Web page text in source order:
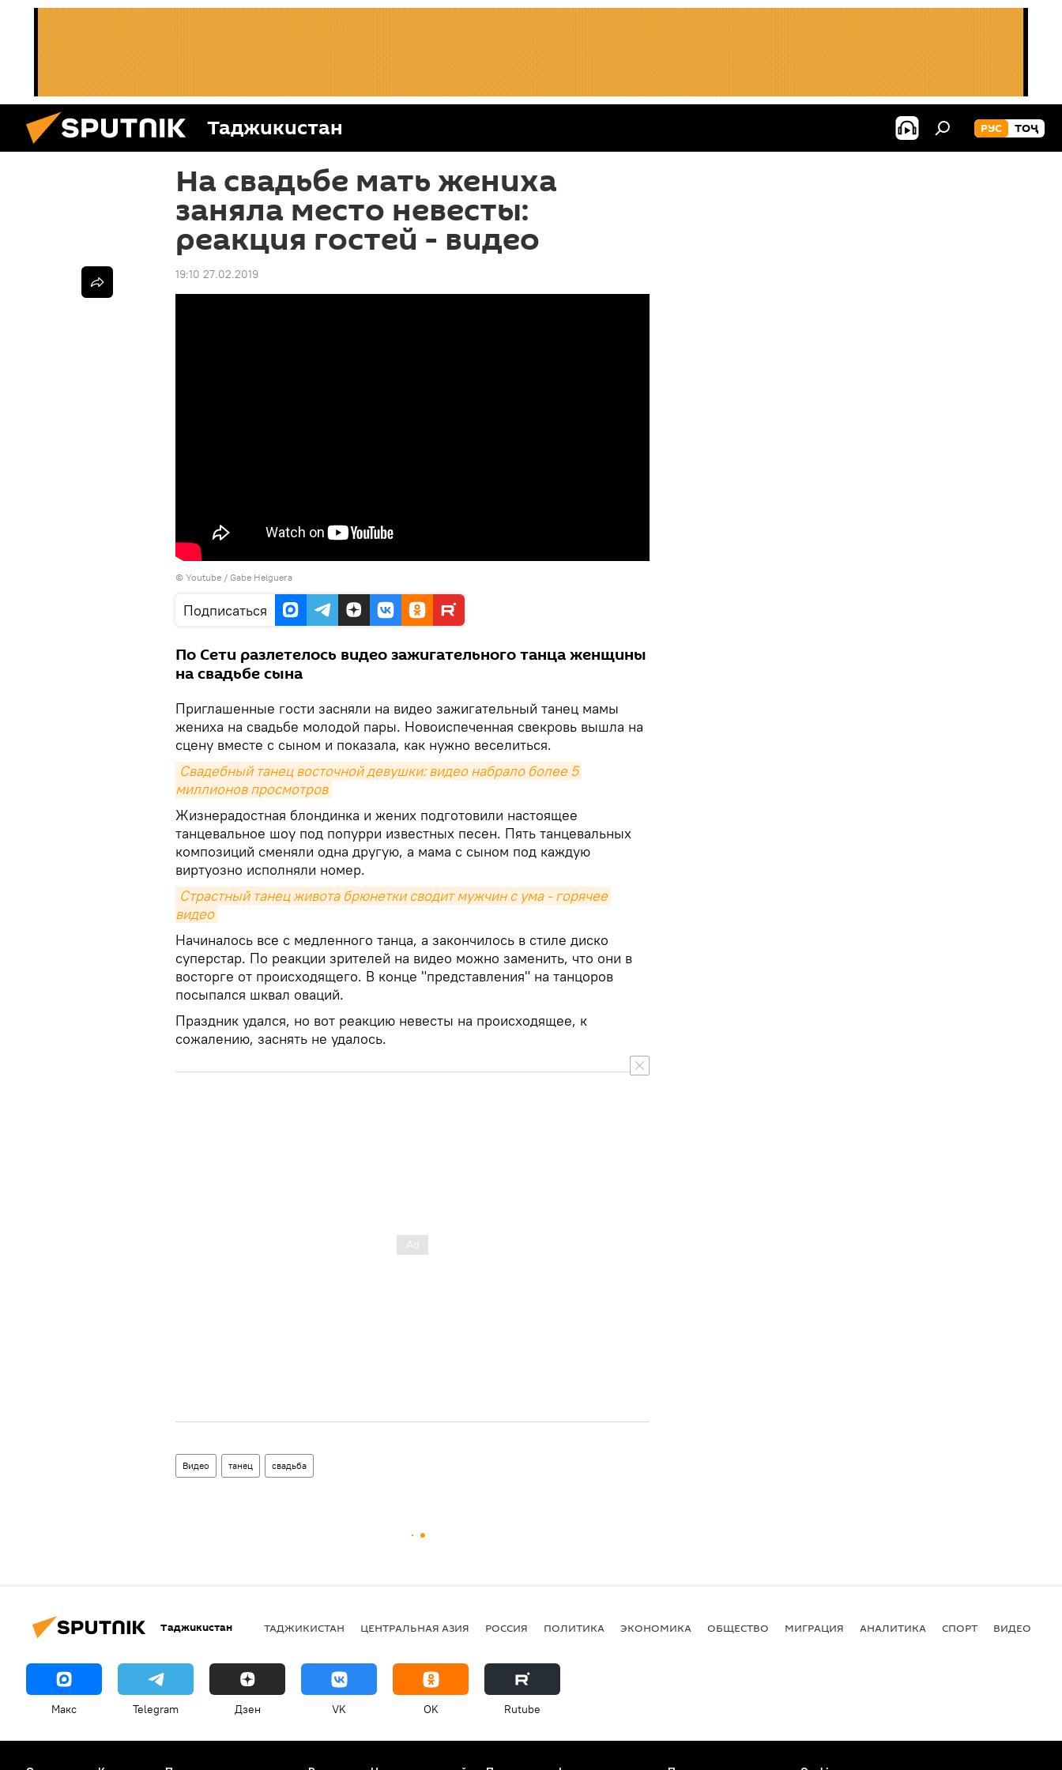
Таджикистан РУС ТОҶ
На свадьбе мать жениха
заняла место невесты:
реакция гостей - видео
19:10 27.02.2019
© Youtube / Gabe Helguera
Подписаться
По Сети разлетелось видео зажигательного танца женщины
на свадьбе сына
Приглашенные гости засняли на видео зажигательный танец мамы
жениха на свадьбе молодой пары. Новоиспеченная свекровь вышла на
сцену вместе с сыном и показала, как нужно веселиться.
Свадебный танец восточной девушки: видео набрало более 5
миллионов просмотров
Жизнерадостная блондинка и жених подготовили настоящее
танцевальное шоу под попурри известных песен. Пять танцевальных
композиций сменяли одна другую, а мама с сыном под каждую
виртуозно исполняли номер.
Страстный танец живота брюнетки сводит мужчин с ума - горячее
видео
Начиналось все с медленного танца, а закончилось в стиле диско
суперстар. По реакции зрителей на видео можно заменить, что они в
восторге от происходящего. В конце "представления" на танцоров
посыпался шквал оваций.
Праздник удался, но вот реакцию невесты на происходящее, к
сожалению, заснять не удалось.
Видео танец свадьба
Таджикистан ТАДЖИКИСТАН ЦЕНТРАЛЬНАЯ АЗИЯ РОССИЯ ПОЛИТИКА ЭКОНОМИКА ОБЩЕСТВО МИГРАЦИЯ АНАЛИТИКА СПОРТ ВИДЕО
Макс Telegram Дзен VK OK Rutube